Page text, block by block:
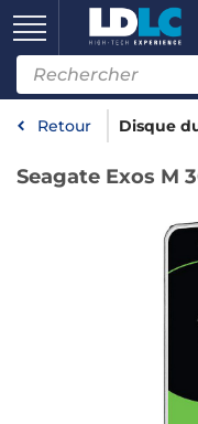
Retour Disque
Seagate Exos M